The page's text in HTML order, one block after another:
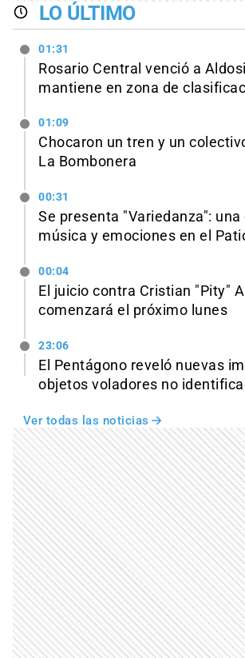
LO ÚLTIMO
01:31
Rosario Central venció a
mantiene en zona de
01:09
Chocaron un tren y un
La Bombonera
00:31
Se presenta "Variedanza":
música y emociones en el
00:04
El juicio contra Cristian "Pity"
comenzará el próximo lunes
23:06
El Pentágono reveló nuevas
objetos voladores no
Ver todas las noticias